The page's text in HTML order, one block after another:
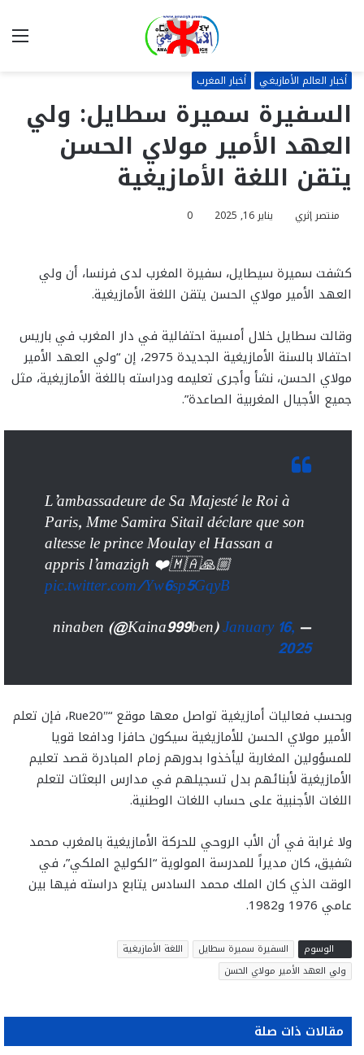
أخبار العالم الأمازيغي أخبار المغرب
السفيرة سميرة سطايل: ولي
العهد الأمير مولاي الحسن
يتقن اللغة الأمازيغية
منتصر إثري يناير 16, 2025 0
كشفت سميرة سيطايل، سفيرة المغرب لدى فرنسا، أن ولي
العهد الأمير مولاي الحسن يتقن اللغة الأمازيغية.
وقالت سطايل خلال أمسية احتفالية في دار المغرب في باريس
احتفالا بالسنة الأمازيغية الجديدة 2975، إن “ولي العهد الأمير
مولاي الحسن، نشأ وأجرى تعليمه ودراسته باللغة الأمازيغية، مثل
جميع الأجيال المغربية الصاعدة”.
L’ambassadeure de Sa Majesté le Roi à
Paris, Mme Samira Sitail déclare que son
altesse le prince Moulay el Hassan a
appris l’amazigh ❤️🇲🇦🙏🏼
pic.twitter.com/Yw6sp5GqyB
— ninaben (@Kaina999ben)
January 16,
2025
وبحسب فعاليات أمازيغية تواصل معها موقع “Rue20″، فإن تعلم
الأمير مولاي الحسن للأمازيغية سيكون حافزا ودافعا قويا
للمسؤولين المغاربة ليأخذوا بدورهم زمام المبادرة قصد تعليم
الأمازيغية لأبنائهم بدل تسجيلهم في مدارس البعثات لتعلم
اللغات الأجنبية على حساب اللغات الوطنية.
ولا غرابة في أن الأب الروحي للحركة الأمازيغية بالمغرب محمد
شفيق، كان مديراً للمدرسة المولوية “الكوليج الملكي”، في
الوقت الذي كان الملك محمد السادس يتابع دراسته فيها بين
عامي 1976 و1982.
الوسوم السفيرة سميرة سطايل
اللغة الأمازيغية
ولي العهد الأمير مولاي الحسن
مقالات ذات صلة